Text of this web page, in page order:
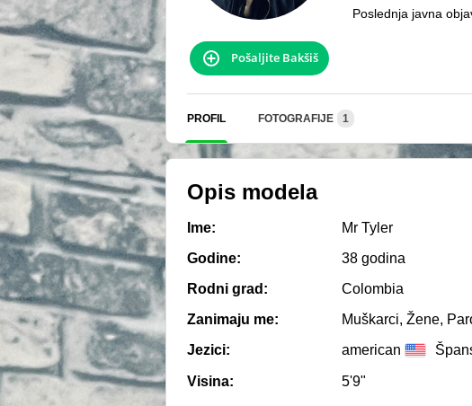
Poslednja javna
Pošaljite Bakšiš
PROFIL FOTOGRAFIJE 1
Opis modela
Ime:
Mr Tyler
Godine:
38 godina
Rodni grad:
Colombia
Zanimaju me:
Muškarci, Žene,
Jezici:
american
Visina: 5'9"